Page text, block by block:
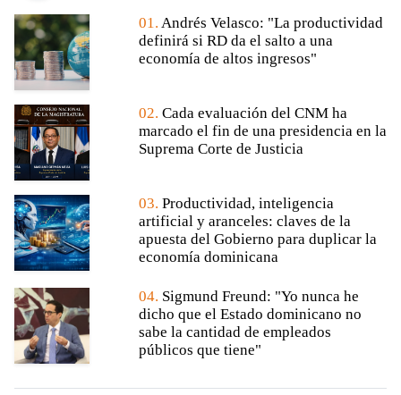
01. Andrés Velasco: "La productividad
definirá si RD da el salto a una
economía de altos ingresos"
02. Cada evaluación del CNM ha
marcado el fin de una presidencia en la
Suprema Corte de Justicia
03. Productividad, inteligencia
artificial y aranceles: claves de la
apuesta del Gobierno para duplicar la
economía dominicana
04. Sigmund Freund: "Yo nunca he
dicho que el Estado dominicano no
sabe la cantidad de empleados
públicos que tiene"